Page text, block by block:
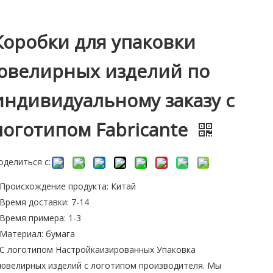
для упаковки
изделий по
заказу с
Fabricante
с:
Происхождение продукта: Китай
Время доставки: 7-14
Время примера: 1-3
Материал: бумага
С логотипом Настройкаизированных Упаковка
ювелирных изделий с логотипом производителя. Мы